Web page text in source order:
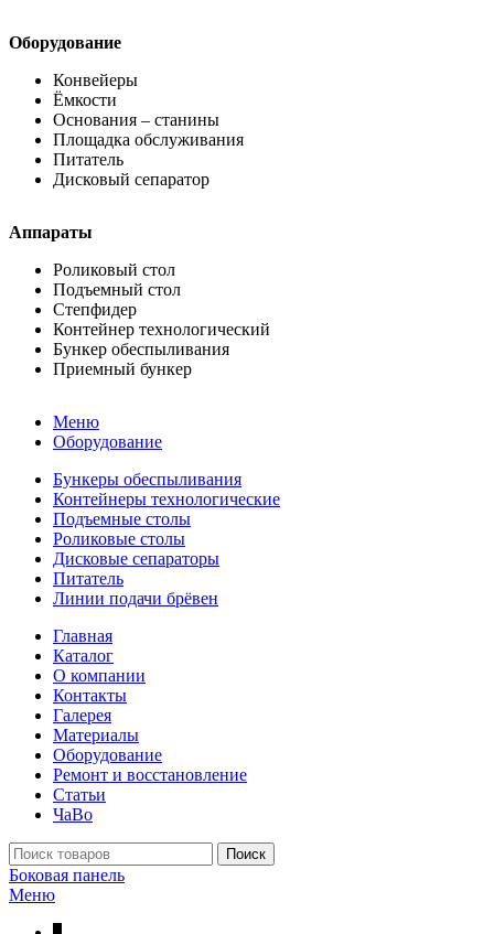
Оборудование
Конвейеры
Ёмкости
Основания – станины
Площадка обслуживания
Питатель
Дисковый сепаратор
Аппараты
Роликовый стол
Подъемный стол
Степфидер
Контейнер технологический
Бункер обеспыливания
Приемный бункер
Меню
Оборудование
Бункеры обеспыливания
Контейнеры технологические
Подъемные столы
Роликовые столы
Дисковые сепараторы
Питатель
Линии подачи брёвен
Главная
Каталог
О компании
Контакты
Галерея
Материалы
Оборудование
Ремонт и восстановление
Статьи
ЧаВо
Поиск
Боковая панель
Меню